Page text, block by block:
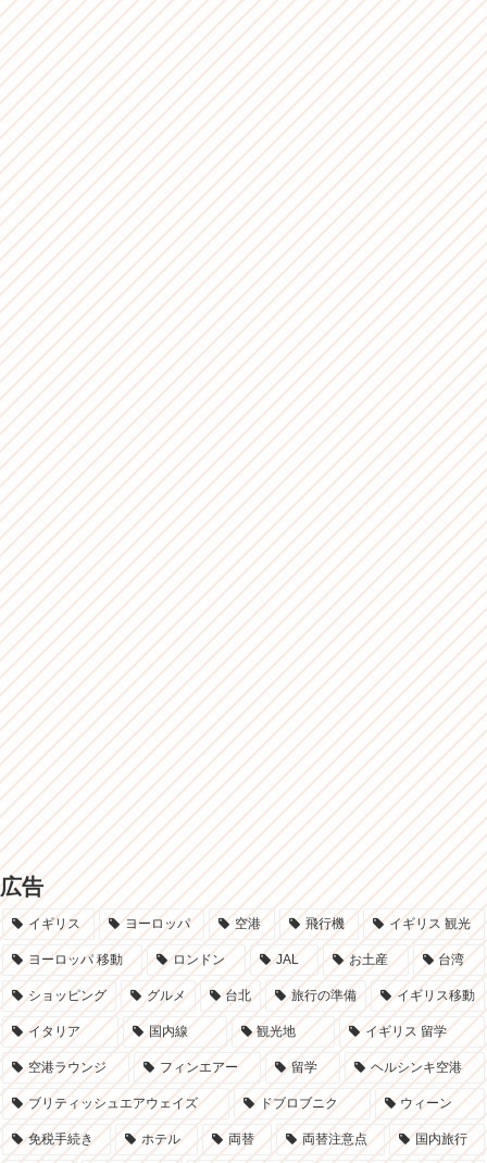
広告
イギリス ヨーロッパ 空港 飛行機 イギリス 観光
ヨーロッパ 移動 ロンドン JAL お土産 台湾
ショッピング グルメ 台北 旅行の準備 イギリス移動
イタリア 国内線 観光地 イギリス 留学
空港ラウンジ フィンエアー 留学 ヘルシンキ空港
ブリティッシュエアウェイズ ドブロブニク ウィーン
免税手続き ホテル 両替 両替注意点 国内旅行